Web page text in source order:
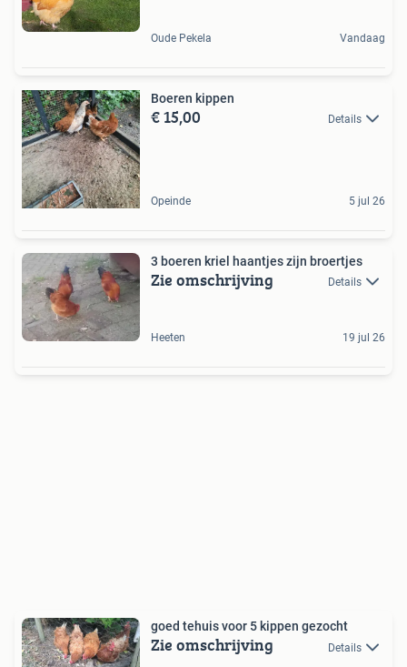
Oude Pekela Vandaag
Boeren kippen
€ 15,00 Details
Opeinde 5 jul 26
3 boeren kriel haantjes zijn broertjes
Zie omschrijving Details
Heeten 19 jul 26
goed tehuis voor 5 kippen gezocht
Zie omschrijving Details